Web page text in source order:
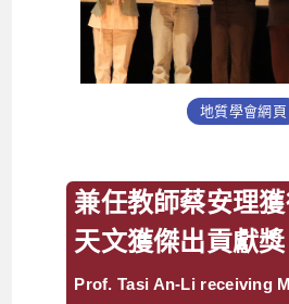
地質學會網頁
兼任教師蔡安理
天文獲傑出貢獻獎
Prof. Tasi An-Li receiving